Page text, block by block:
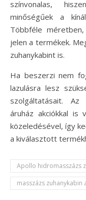
színvonalas,
minőségűek a
Többféle
jelen a termékek.
zuhanykabint is.
Ha beszerzi nem
lazulásra lesz
szolgáltatásait. Az
áruház akciókkal is
közeledésével, így
a kiválasztott
Apollo hidromasszázs
masszázs zuhanykabin